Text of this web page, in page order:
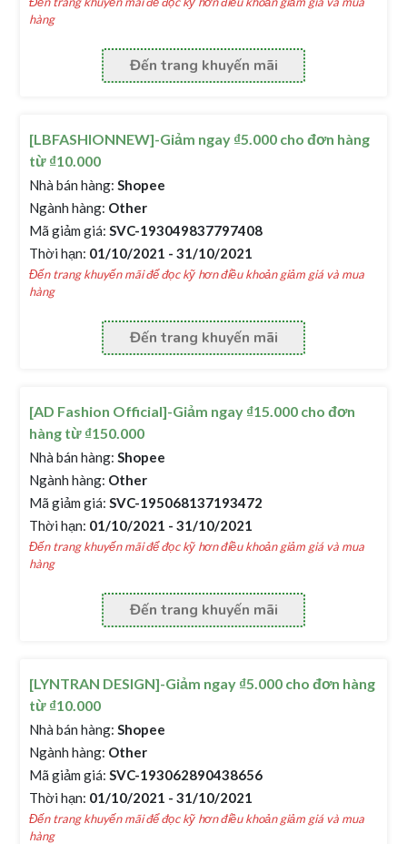
hàng
Đến trang khuyến mãi
[LBFASHIONNEW]-Giảm ngay ₫5.000 cho đơn hàng
từ ₫10.000
Nhà bán hàng: Shopee
Ngành hàng: Other
Mã giảm giá: SVC-193049837797408
Thời hạn: 01/10/2021 - 31/10/2021
Đến trang khuyến mãi để đọc kỹ hơn điều khoản giảm giá và mua
hàng
Đến trang khuyến mãi
[AD Fashion Official]-Giảm ngay ₫15.000 cho đơn
hàng từ ₫150.000
Nhà bán hàng: Shopee
Ngành hàng: Other
Mã giảm giá: SVC-195068137193472
Thời hạn: 01/10/2021 - 31/10/2021
Đến trang khuyến mãi để đọc kỹ hơn điều khoản giảm giá và mua
hàng
Đến trang khuyến mãi
[LYNTRAN DESIGN]-Giảm ngay ₫5.000 cho đơn hàng
từ ₫10.000
Nhà bán hàng: Shopee
Ngành hàng: Other
Mã giảm giá: SVC-193062890438656
Thời hạn: 01/10/2021 - 31/10/2021
Đến trang khuyến mãi để đọc kỹ hơn điều khoản giảm giá và mua
hàng